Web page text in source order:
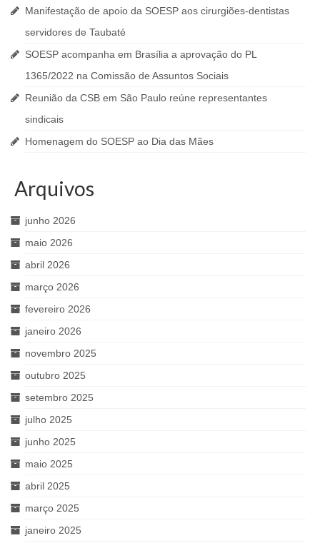
Manifestação de apoio da SOESP aos cirurgiões-dentistas
servidores de Taubaté
SOESP acompanha em Brasília a aprovação do PL
1365/2022 na Comissão de Assuntos Sociais
Reunião da CSB em São Paulo reúne representantes
sindicais
Homenagem do SOESP ao Dia das Mães
Arquivos
junho 2026
maio 2026
abril 2026
março 2026
fevereiro 2026
janeiro 2026
novembro 2025
outubro 2025
setembro 2025
julho 2025
junho 2025
maio 2025
abril 2025
março 2025
janeiro 2025